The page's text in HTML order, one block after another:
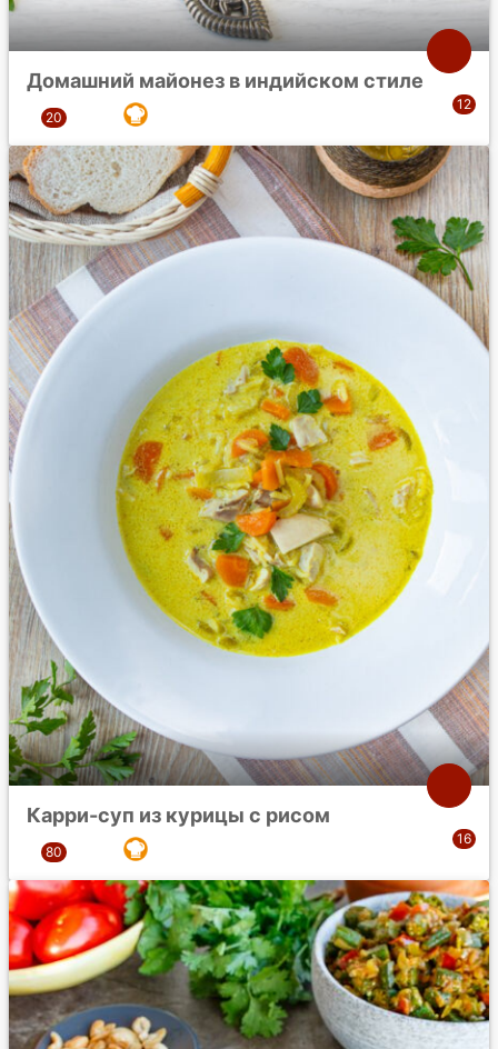
Домашний майонез в индийском стиле
Карри-суп из курицы с рисом